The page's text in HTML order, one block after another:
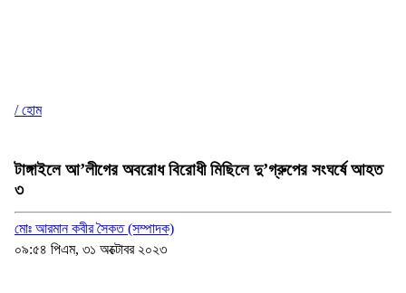
/ হোম
টাঙ্গাইলে আ’লীগের অবরোধ বিরোধী মিছিলে দু’গ্রুপের সংঘর্ষে আহত
৩
মোঃ আরমান কবীর সৈকত (সম্পাদক)
০৯:৫৪ পিএম, ৩১ অক্টোবর ২০২৩